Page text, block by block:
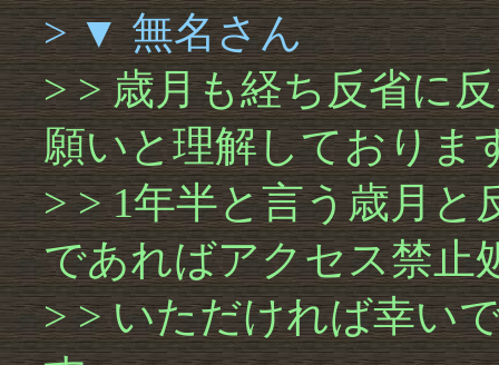
> ▼ 無名さん
> > 歳月も経ち反省に
願いと理解しておりま
> > 1年半と言う歳月
であればアクセス禁止
> > いただければ幸い